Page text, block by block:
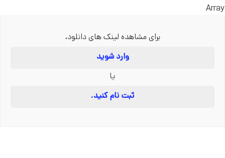
Array
برای مشاهده لینک های دانلود،
وارد شوید
یا
ثبت نام کنید.